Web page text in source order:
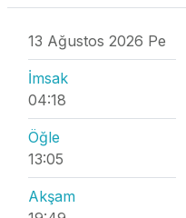
13 Ağustos 2026 Pe
İmsak
04:18
Öğle
13:05
Akşam